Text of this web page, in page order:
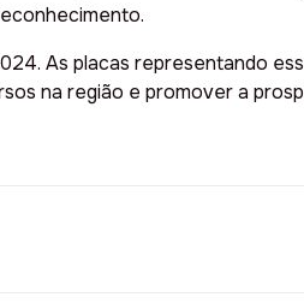
As placas representando
na região e promover a